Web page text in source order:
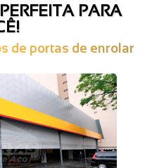
PARA
de portas de enrolar